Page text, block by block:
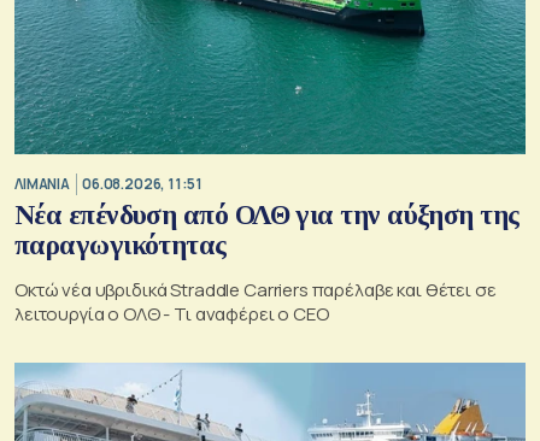
ΛΙΜΑΝΙΑ 06.08.2026, 11:51
Νέα επένδυση από ΟΛΘ για την αύξηση της
παραγωγικότητας
Οκτώ νέα υβριδικά Straddle Carriers παρέλαβε και θέτει σε
λειτουργία ο ΟΛΘ - Τι αναφέρει ο CEO